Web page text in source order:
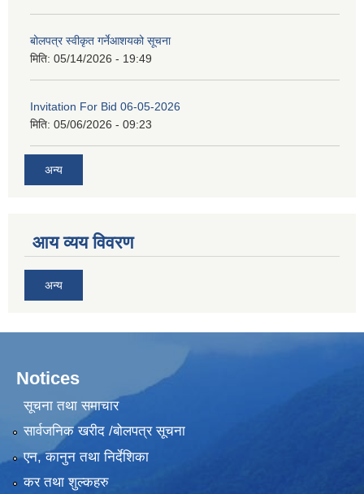
बोलपत्र स्वीकृत गर्नेआशयको सूचना
मिति: 05/14/2026 - 19:49
Invitation For Bid 06-05-2026
मिति: 05/06/2026 - 09:23
अन्य
आय व्यय विवरण
अन्य
Notices
सूचना तथा समाचार
सार्वजनिक खरीद /बोलपत्र सूचना
एन, कानुन तथा निर्देशिका
कर तथा शुल्कहरु